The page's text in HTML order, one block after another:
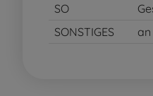
SO
SONSTIGES